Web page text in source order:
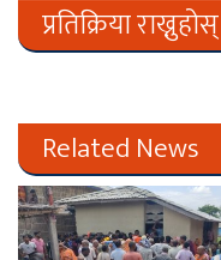
प्रतिक्रिया राख्नुहोस्
Related News